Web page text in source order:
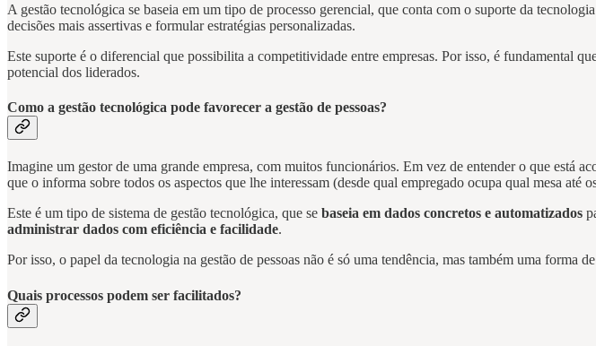
A gestão tecnológica se baseia em um tipo de processo gerencial, que conta com o suporte da
decisões mais assertivas e formular estratégias personalizadas.
Este suporte é o diferencial que possibilita a competitividade entre empresas. Por isso, é fundamental
potencial dos liderados.
Como a gestão tecnológica pode favorecer a gestão de pessoas?
Imagine um gestor de uma grande empresa, com muitos funcionários. Em vez de entender o que está
que o informa sobre todos os aspectos que lhe interessam (desde qual empregado ocupa qual mesa
Este é um tipo de sistema de gestão tecnológica, que se baseia em dados concretos e automatizados
administrar dados com eficiência e facilidade.
Por isso, o papel da tecnologia na gestão de pessoas não é só uma tendência, mas também uma forma
Quais processos podem ser facilitados?